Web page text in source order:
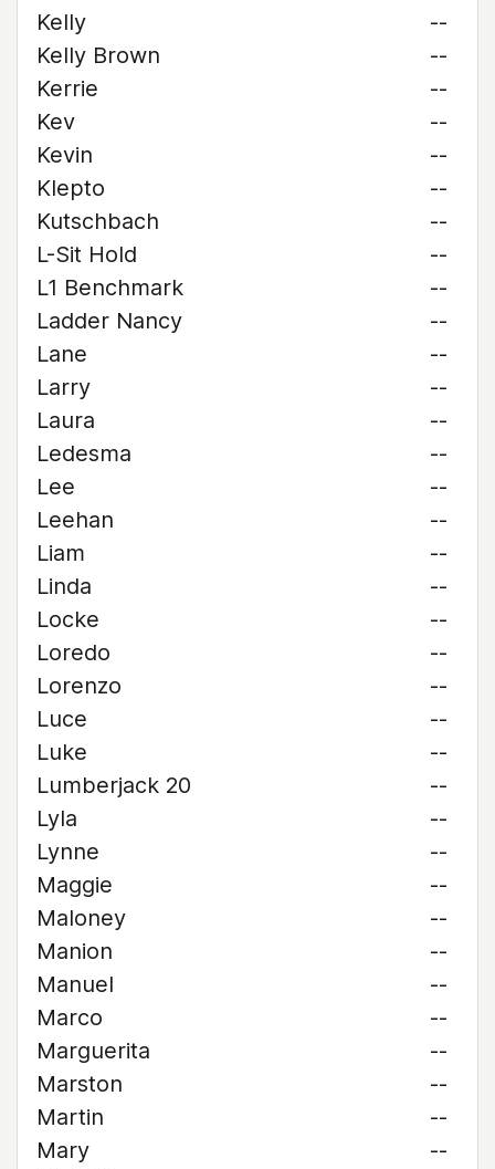
Kelly
--
Kelly Brown
--
Kerrie
--
Kev
--
Kevin
--
Klepto
--
Kutschbach
--
L-Sit Hold
--
L1 Benchmark
--
Ladder Nancy
--
Lane
--
Larry
--
Laura
--
Ledesma
--
Lee
--
Leehan
--
Liam
--
Linda
--
Locke
--
Loredo
--
Lorenzo
--
Luce
--
Luke
--
Lumberjack 20
--
Lyla
--
Lynne
--
Maggie
--
Maloney
--
Manion
--
Manuel
--
Marco
--
Marguerita
--
Marston
--
Martin
--
Mary
--